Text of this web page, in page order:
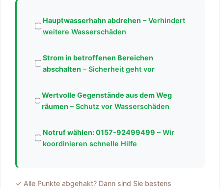
Hauptwasserhahn abdrehen – Verhindert
weitere Wasserschäden
Strom in betroffenen Bereichen
abschalten – Sicherheit geht vor
Wertvolle Gegenstände aus dem Weg
räumen – Schutz vor Wasserschäden
Notruf wählen:0157-92499499 – Wir
koordinieren schnelle Hilfe
✓ Alle Punkte abgehakt? Dann sind Sie bestens